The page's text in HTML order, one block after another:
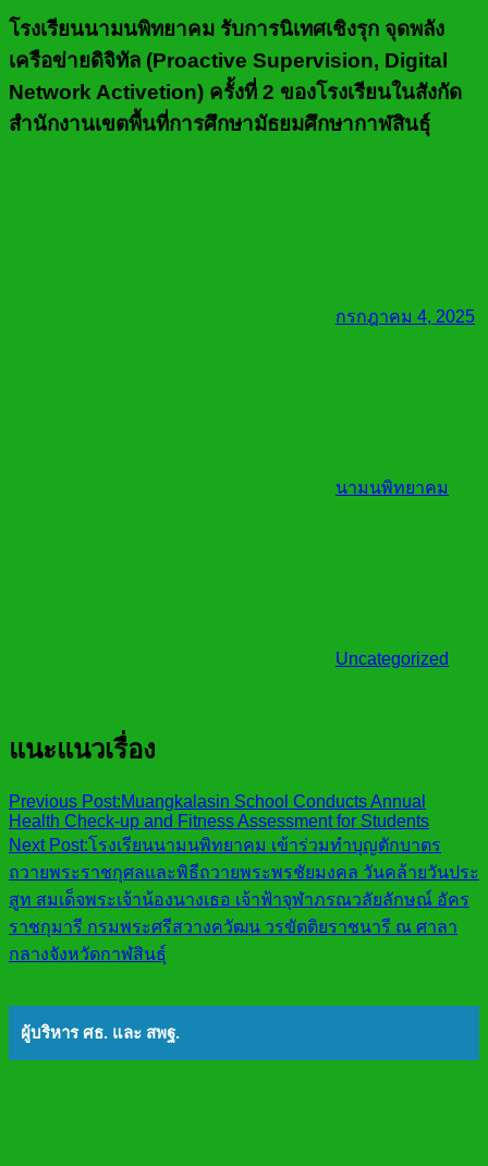
โรงเรียนนามนพิทยาคม รับการนิเทศเชิงรุก จุดพลัง
เครือข่ายดิจิทัล (Proactive Supervision, Digital
Network Activetion) ครั้งที่ 2 ของโรงเรียนในสังกัด
สำนักงานเขตพื้นที่การศึกษามัธยมศึกษากาฬสินธุ์
กรกฎาคม 4, 2025
นามนพิทยาคม
Uncategorized
แนะแนวเรื่อง
Previous Post:Muangkalasin School Conducts Annual
Health Check-up and Fitness Assessment for Students
Next Post:โรงเรียนนามนพิทยาคม เข้าร่วมทำบุญตักบาตร
ถวายพระราชกุศลและพิธีถวายพระพรชัยมงคล วันคล้ายวันประ
สูท สมเด็จพระเจ้าน้องนางเธอ เจ้าฟ้าจุฬาภรณวลัยลักษณ์ อัคร
ราชกุมารี กรมพระศรีสวางควัฒน วรขัตติยราชนารี ณ ศาลา
กลางจังหวัดกาฬสินธุ์
ผู้บริหาร ศธ. และ สพฐ.